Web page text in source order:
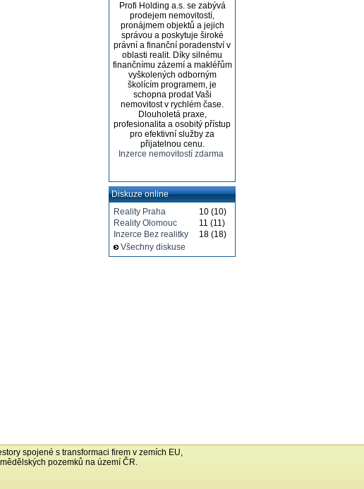
Profi Holding a.s. se zabývá
prodejem nemovitostí,
pronájmem objektů a jejich
správou a poskytuje široké
právní a finanční poradenství v
oblasti realit. Díky silnému
finančnímu zázemí a makléřům
vyškolených odborným
školícím programem, je
schopna prodat Vaši
nemovitost v rychlém čase.
Dlouholetá praxe,
profesionalita a osobitý přístup
pro efektivní služby za
přijatelnou cenu.
Inzerce nemovitostí zdarma
Diskuze online
Reality Praha
10 (10)
Reality Olomouc
11 (11)
Inzerce Bez realitky
18 (18)
Všechny diskuse
spojené s transformaci firem v zemích EU,
pozemků na území ČR.